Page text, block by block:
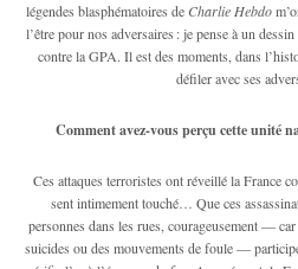
légendes blasphématoires de Charlie Hebdo
l’être pour nos adversaires : je pense à un
contre la GPA. Il est des moments, dans
défiler avec ses
Comment avez-vous perçu cette unité
Ces attaques terroristes ont réveillé la France
sent intimement touché… Que ces
personnes dans les rues, courageusement —
suicides ou des mouvements de foule —